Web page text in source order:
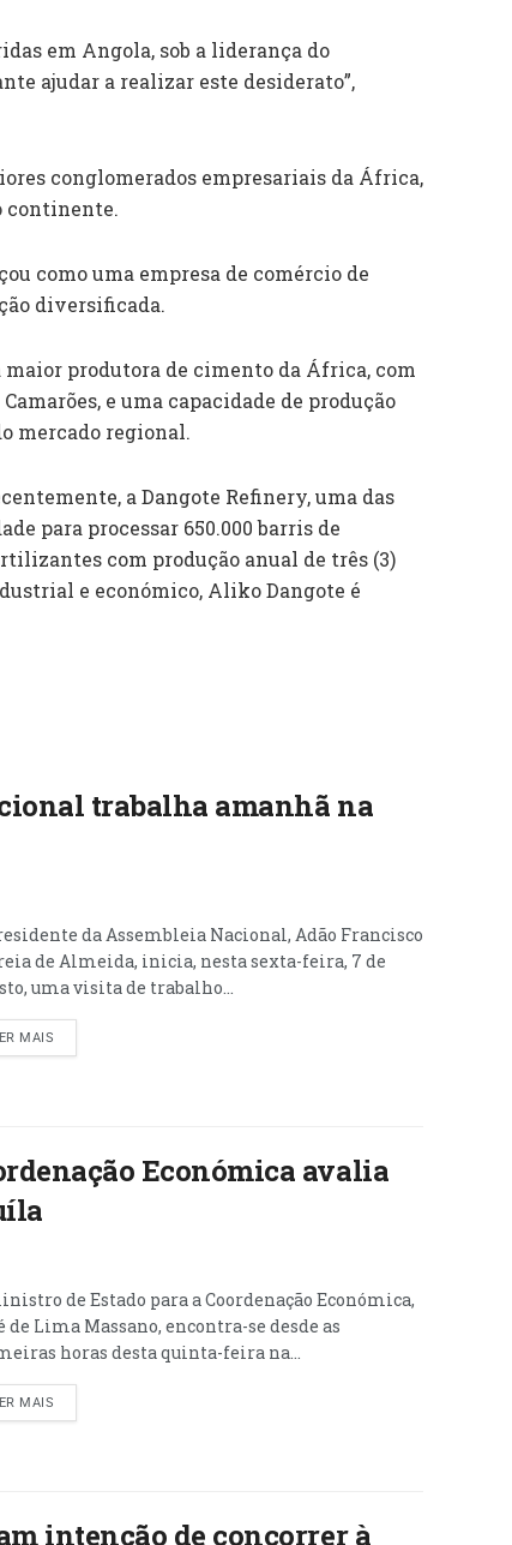
em Angola, sob a liderança do
ajudar a realizar este desiderato”,
conglomerados empresariais da África,
continente.
como uma empresa de comércio de
diversificada.
produtora de cimento da África, com
e uma capacidade de produção
mercado regional.
a Dangote Refinery, uma das
para processar 650.000 barris de
com produção anual de três (3)
e económico, Aliko Dangote é
trabalha amanhã na
da Assembleia Nacional, Adão Francisco
de Almeida, inicia, nesta sexta-feira, 7 de
uma visita de trabalho...
MAIS
Económica avalia
de Estado para a Coordenação Económica,
de Lima Massano, encontra-se desde as
horas desta quinta-feira na...
MAIS
intenção de concorrer à